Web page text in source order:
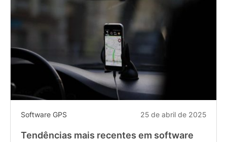
Software GPS 25 de abril de 2025
Tendências mais recentes em software